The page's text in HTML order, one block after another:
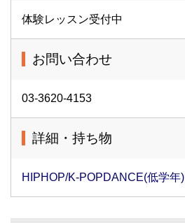
体験レッスン受付中
お問い合わせ
03-3620-4153
詳細・持ち物
HIPHOP/K-POPDANCE(低学年)